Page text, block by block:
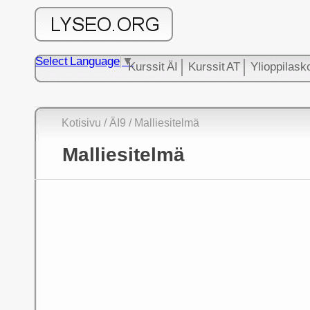
Kurssit ÄI Kurssit AT
Select Language ▼
Kotisivu / ÄI9 / Malliesitelmä
Malliesitelmä